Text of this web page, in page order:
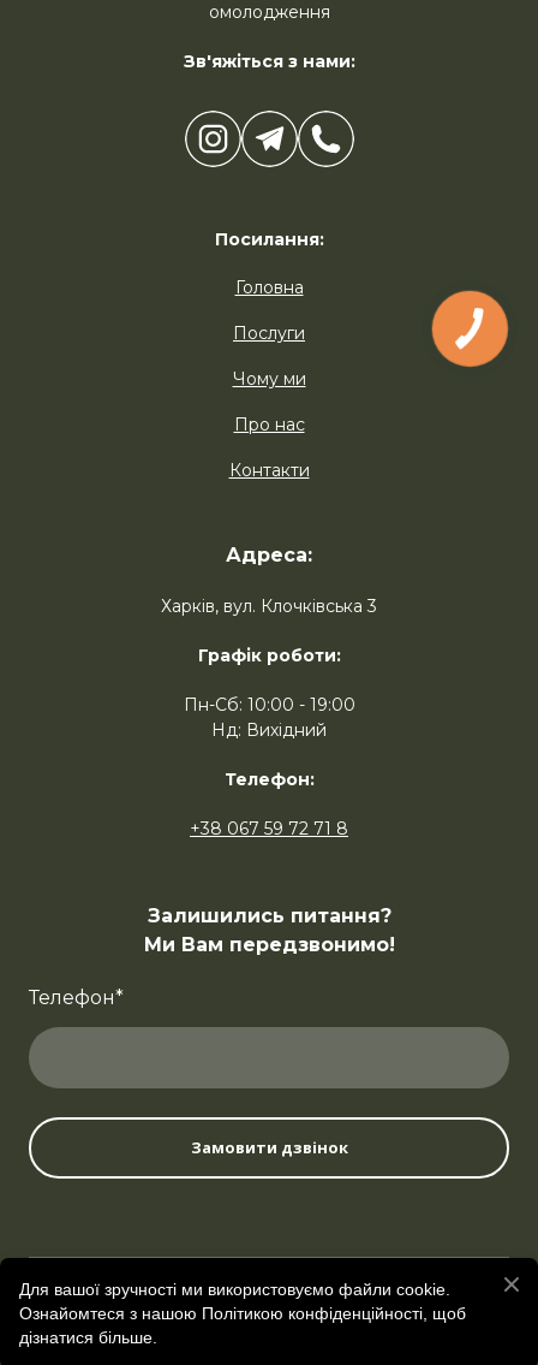
омолодження
Зв'яжіться з нами:
Посилання:
Головна
Послуги
Чому ми
Про нас
Контакти
Адреса:
Харків, вул. Клочківська 3
Графік роботи:
Пн-Сб: 10:00 - 19:00
Нд: Вихідний
Телефон:
+38 067 59 72 71 8
Залишились питання?
Ми Вам передзвонимо!
Телефон*
Замовити дзвінок
© ArtLazer 2025
Для вашої зручності ми використовуємо файли cookie.
Ознайомтеся з нашою Політикою конфіденційності, щоб
дізнатися більше.